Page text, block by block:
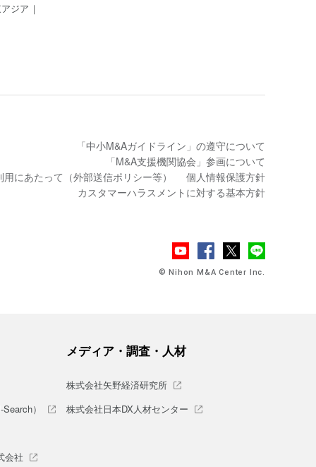
ジア
「中小M&Aガイドライン」の遵守について
「M&A支援機関協会」参画について
用にあたって（外部送信ポリシー等）
個人情報保護方針
カスタマーハラスメントに対する基本方針
© Nihon M&A Center Inc.
）
会社
メディア・調査・人材
株式会社矢野経済研究所
株式会社日本DX人材センター